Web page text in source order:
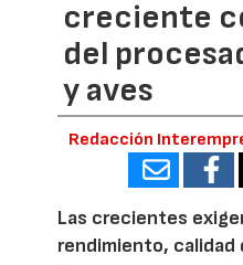
creciente
del
y aves
Redacción
Las crecientes
rendimiento, calidad